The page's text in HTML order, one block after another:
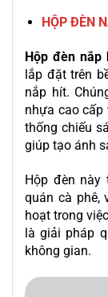
HỘP ĐÈN
Hộp đèn nắp
lắp đặt trên
nắp hít.
nhựa cao cấp
thống chiếu
giúp tạo ánh
Hộp đèn này
quán cà phê,
hoạt trong
là giải pháp
không gian.